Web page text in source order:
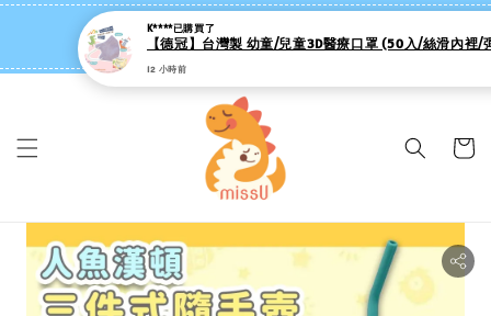
missU 迷思悠官方旗艦店 ❤️ 迷粉招募中
👉點我【追蹤社群送 $20 】
K****已購買了
12 小時前